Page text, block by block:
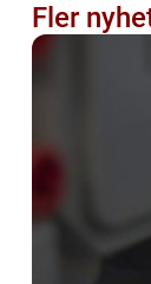
Fler